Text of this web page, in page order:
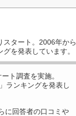
スタート。2006年から
を発表しています。
ト調査を実施。
」ランキングを発表し
に回答者の口コミや